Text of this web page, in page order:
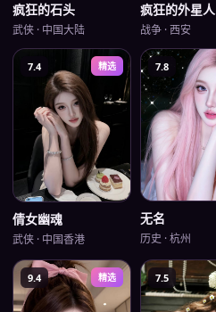
疯狂的石头
武侠 · 中国大陆
疯狂的外星人
战争 ·西安
7.4 精选
倩女幽魂
武侠 · 中国香港
7.8
无名
历史 ·杭州
9.4 精选 7.5